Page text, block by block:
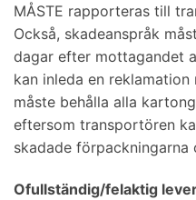
MÅSTE rapporteras till
Också, skadeanspråk
dagar efter mottagandet
kan inleda en
måste behålla alla
eftersom transportören
skadade förpackningarna
Ofullständig/felaktig